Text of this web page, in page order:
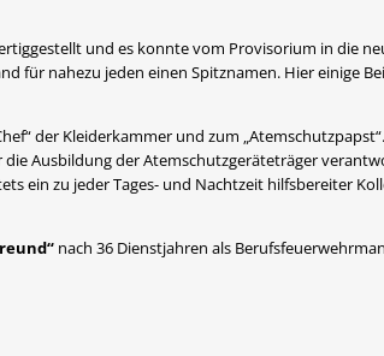
und es konnte vom Provisorium in die
für nahezu jeden einen Spitznamen. Hier einige
der Kleiderkammer und zum
Ausbildung der Atemschutzgeräteträger
ein zu jeder Tages- und Nachtzeit hilfsbereiter
nach 36 Dienstjahren als